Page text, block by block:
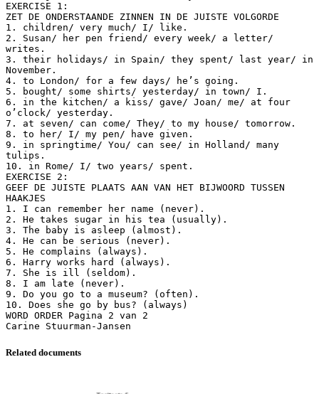
EXERCISE 1:
ZET DE ONDERSTAANDE ZINNEN IN DE JUISTE VOLGORDE
1. children/ very much/ I/ like.
2. Susan/ her pen friend/ every week/ a letter/
writes.
3. their holidays/ in Spain/ they spent/ last year/ in
November.
4. to London/ for a few days/ he’s going.
5. bought/ some shirts/ yesterday/ in town/ I.
6. in the kitchen/ a kiss/ gave/ Joan/ me/ at four
o’clock/ yesterday.
7. at seven/ can come/ They/ to my house/ tomorrow.
8. to her/ I/ my pen/ have given.
9. in springtime/ You/ can see/ in Holland/ many
tulips.
10. in Rome/ I/ two years/ spent.
EXERCISE 2:
GEEF DE JUISTE PLAATS AAN VAN HET BIJWOORD TUSSEN
HAAKJES
1. I can remember her name (never).
2. He takes sugar in his tea (usually).
3. The baby is asleep (almost).
4. He can be serious (never).
5. He complains (always).
6. Harry works hard (always).
7. She is ill (seldom).
8. I am late (never).
9. Do you go to a museum? (often).
10. Does she go by bus? (always)
WORD ORDER Pagina 2 van 2
Related documents